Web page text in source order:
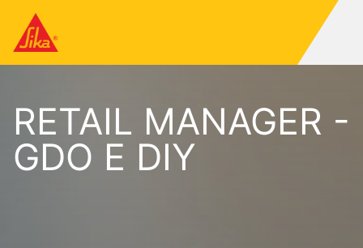
RETAIL MANAGER -
GDO E DIY